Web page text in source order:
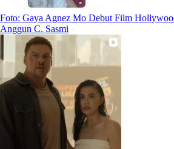
Foto: Gaya Agnez Mo Debut Film
Anggun C. Sasmi